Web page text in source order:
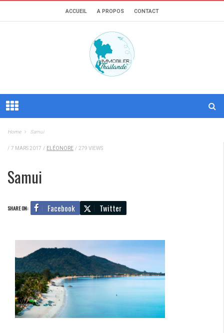
ACCUEIL A PROPOS CONTACT
Home Samui
/ 7 MARS 2017 / ELÉONORE / 279 VIEWS
Samui
SHARE ON: Facebook Twitter